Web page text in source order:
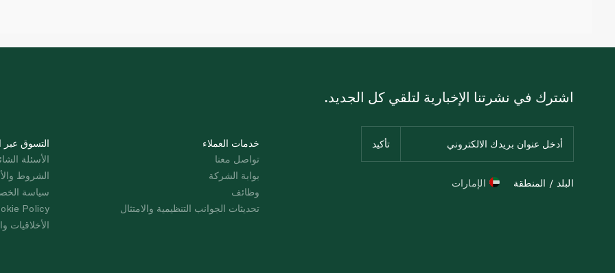
التسوق عبر
الأسئلة
الشروط
سياسة
Policy
الأخلاقيات
خدمات العملاء
تواصل معنا
بوابة الشركة
وظائف
تحديثات الجوانب التنظيمية والامتثال
اشترك في نشرتنا الإخبارية لتلقي كل الجديد.
البلد / المنطقة الإمارات